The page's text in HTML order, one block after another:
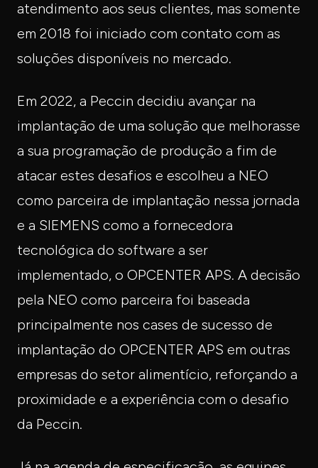
atendimento aos seus clientes, mas somente
em 2018 foi iniciado com contato com as
soluções disponíveis no mercado.
Em 2022, a Peccin decidiu avançar na
implantação de uma solução que melhorasse
a sua programação de produção a fim de
atacar estes desafios e escolheu a NEO
como parceira de implantação nessa jornada
e a SIEMENS como a fornecedora
tecnológica do software a ser
implementado, o OPCENTER APS. A decisão
pela NEO como parceira foi baseada
principalmente nos cases de sucesso de
implantação do OPCENTER APS em outras
empresas do setor alimentício, reforçando a
proximidade e a experiência com o desafio
da Peccin.